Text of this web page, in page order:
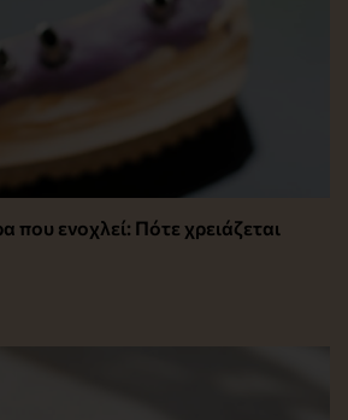
που ενοχλεί: Πότε χρειάζεται